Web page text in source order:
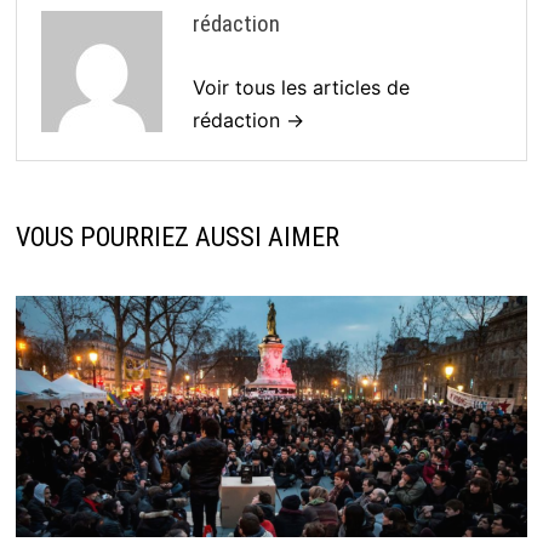
rédaction
Voir tous les articles de
rédaction →
VOUS POURRIEZ AUSSI AIMER